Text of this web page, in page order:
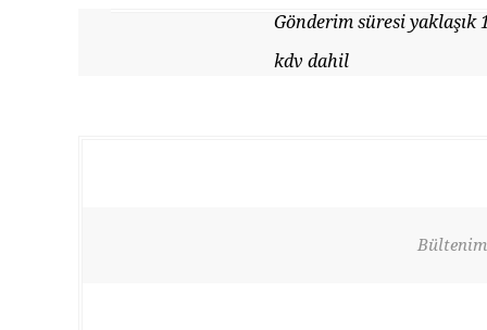
Gönderim süresi yaklaşık
kdv dahil